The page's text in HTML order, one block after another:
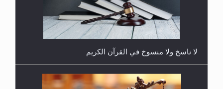
هل يُحسب حول الزكاة وفق السنة الميلادية أو الهجرية؟
لا ناسخ ولا منسوخ في القرآن الكريم